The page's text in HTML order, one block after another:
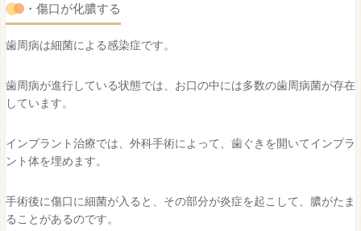
・傷口が化膿する
歯周病は細菌による感染症です。
歯周病が進行している状態では、お口の中には多数の歯周病菌が存在
しています。
インプラント治療では、外科手術によって、歯ぐきを開いてインプラ
ント体を埋めます。
手術後に傷口に細菌が入ると、その部分が炎症を起こして、膿がたま
ることがあるのです。